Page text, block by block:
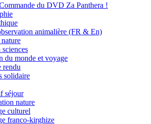
du DVD Za Panthera !
animalière (FR & En)
du monde et voyage
rendu
solidaire
séjour
nature
culturel
franco-kirghize